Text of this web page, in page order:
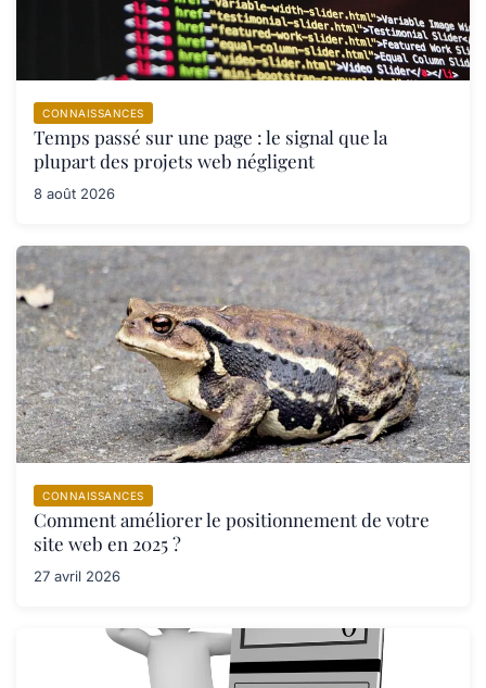
CONNAISSANCES
Temps passé sur une page : le signal que la
plupart des projets web négligent
8 août 2026
CONNAISSANCES
Comment améliorer le positionnement de votre
site web en 2025 ?
27 avril 2026